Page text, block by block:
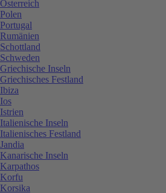
Österreich
Polen
Portugal
Rumänien
Schottland
Schweden
Griechische Inseln
Griechisches Festland
Ibiza
Ios
Istrien
Italienische Inseln
Italienisches Festland
Jandia
Kanarische Inseln
Karpathos
Korfu
Korsika